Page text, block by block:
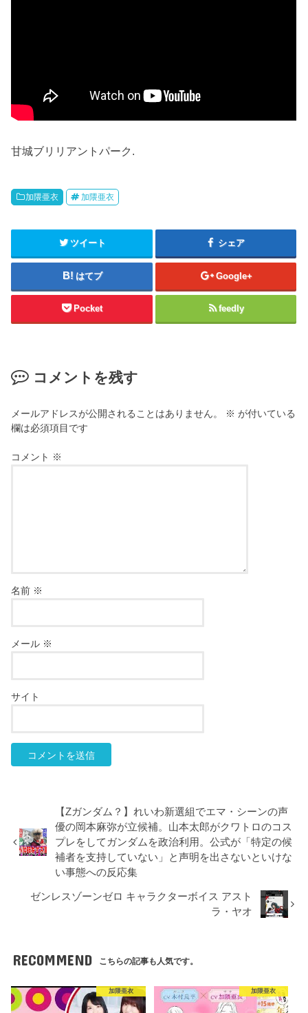
甘城ブリリアントパーク.
加隈亜衣 加隈亜衣
ツイート シェア
はてブ Google+
Pocket feedly
コメントを残す
メールアドレスが公開されることはありません。 ※ が付いている
欄は必須項目です
コメント ※
名前 ※
メール ※
サイト
【Zガンダム？】れいわ新選組でエマ・シーンの声
優の岡本麻弥が立候補。山本太郎がクワトロのコス
プレをしてガンダムを政治利用。公式が「特定の候
補者を支持していない」と声明を出さないといけな
い事態への反応集
ゼンレスゾーンゼロ キャラクターボイス アスト
ラ・ヤオ
RECOMMEND こちらの記事も人気です。
加隈亜衣 加隈亜衣